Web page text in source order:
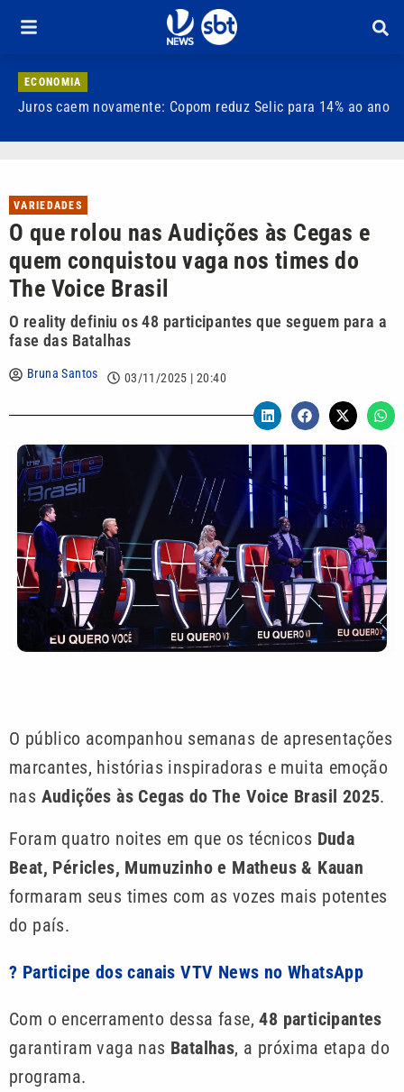
ECONOMIA
Juros caem novamente: Copom reduz Selic para 14% ao ano
VARIEDADES
O que rolou nas Audições às Cegas e
quem conquistou vaga nos times do
The Voice Brasil
O reality definiu os 48 participantes que seguem para a
fase das Batalhas
Bruna Santos 03/11/2025 | 20:40
O público acompanhou semanas de apresentações
marcantes, histórias inspiradoras e muita emoção
nas Audições às Cegas do The Voice Brasil 2025.
Foram quatro noites em que os técnicos Duda
Beat, Péricles, Mumuzinho e Matheus & Kauan
formaram seus times com as vozes mais potentes
do país.
? Participe dos canais VTV News no WhatsApp
Com o encerramento dessa fase,48 participantes
garantiram vaga nas Batalhas, a próxima etapa do
programa.